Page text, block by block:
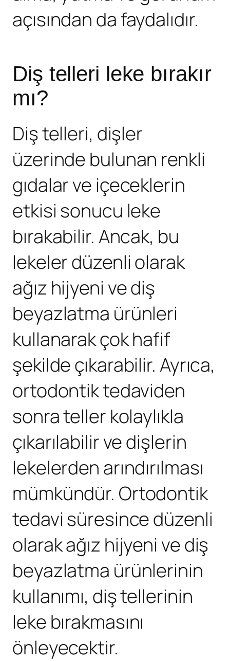
açısından da faydalıdır.
Diş telleri leke bırakır
mı?
Diş telleri, dişler
üzerinde bulunan renkli
gıdalar ve içeceklerin
etkisi sonucu leke
bırakabilir. Ancak, bu
lekeler düzenli olarak
ağız hijyeni ve diş
beyazlatma ürünleri
kullanarak çok hafif
şekilde çıkarabilir. Ayrıca,
ortodontik tedaviden
sonra teller kolaylıkla
çıkarılabilir ve dişlerin
lekelerden arındırılması
mümkündür. Ortodontik
tedavi süresince düzenli
olarak ağız hijyeni ve diş
beyazlatma ürünlerinin
kullanımı, diş tellerinin
leke bırakmasını
önleyecektir.